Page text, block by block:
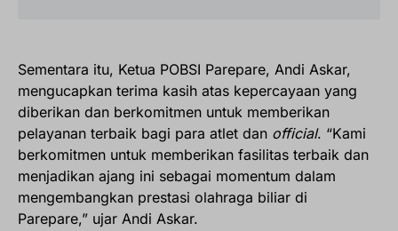
Sementara itu, Ketua POBSI Parepare, Andi Askar,
mengucapkan terima kasih atas kepercayaan yang
diberikan dan berkomitmen untuk memberikan
pelayanan terbaik bagi para atlet dan official. “Kami
berkomitmen untuk memberikan fasilitas terbaik dan
menjadikan ajang ini sebagai momentum dalam
mengembangkan prestasi olahraga biliar di
Parepare,” ujar Andi Askar.